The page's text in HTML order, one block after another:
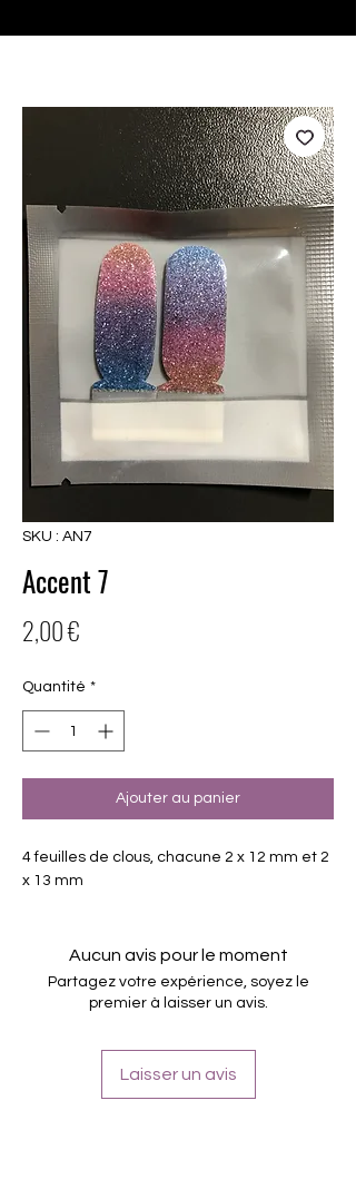
SKU : AN7
Accent 7
2,00 €
Quantité *
Ajouter au panier
4 feuilles de clous, chacune 2 x 12 mm et 2
x 13 mm
Aucun avis pour le moment
Partagez votre expérience, soyez le
premier à laisser un avis.
Laisser un avis